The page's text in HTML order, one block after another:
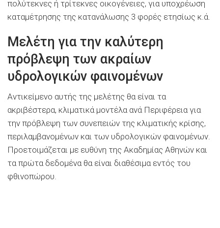
πολύτεκνες ή τρίτεκνες οικογένειες, για υποχρέωση
καταμέτρησης της κατανάλωσης 3 φορές ετησίως κ.ά.
Μελέτη για την καλύτερη
πρόβλεψη των ακραίων
υδρολογικών φαινομένων
Αντικείμενο αυτής της μελέτης θα είναι τα
ακριβέστερα, κλιματικά μοντέλα ανά Περιφέρεια για
την πρόβλεψη των συνεπειών της κλιματικής κρίσης,
περιλαμβανομένων και των υδρολογικών φαινομένων.
Προετοιμάζεται με ευθύνη της Ακαδημίας Αθηνών και
τα πρώτα δεδομένα θα είναι διαθέσιμα εντός του
φθινοπώρου.